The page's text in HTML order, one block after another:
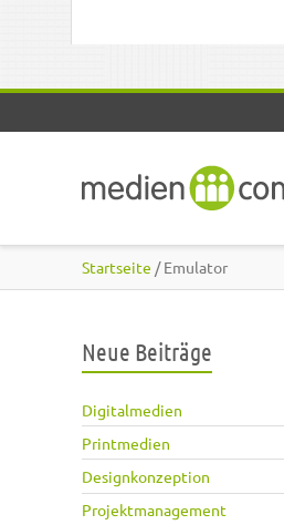
Startseite / Emulator
Neue Beiträge
Digitalmedien
Printmedien
Designkonzeption
Projektmanagement